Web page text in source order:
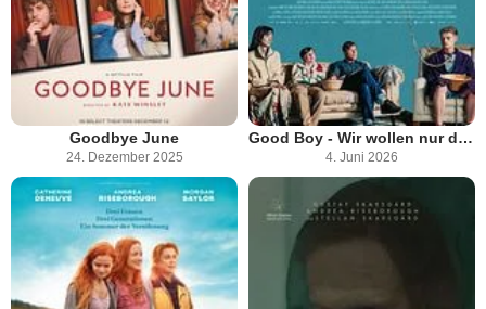
Goodbye June
24. Dezember 2025
Good Boy - Wir wollen nur dein Bestes
4. Juni 2026